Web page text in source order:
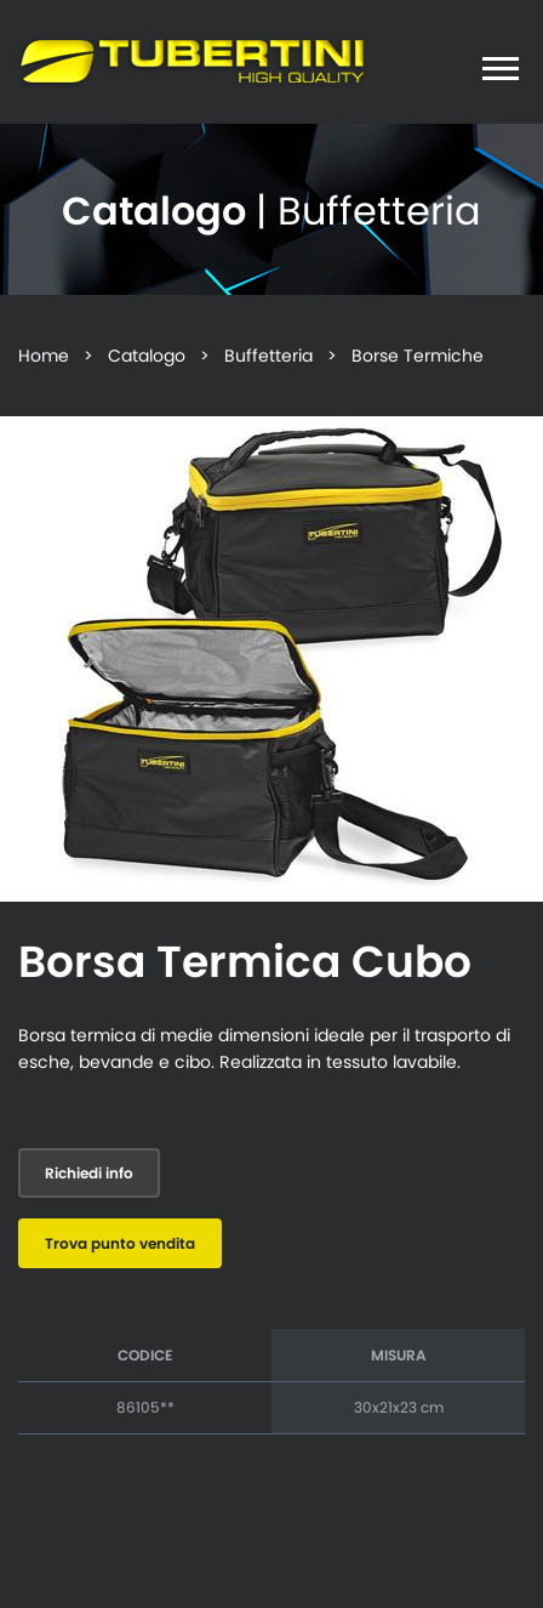
Toggle
Catalogo | Buffetteria
Home > Catalogo > Buffetteria > Borse Termiche
Borsa Termica Cubo
Borsa termica di medie dimensioni ideale per il trasporto di
esche, bevande e cibo. Realizzata in tessuto lavabile.
Richiedi info
Trova punto vendita
CODICE MISURA
86105** 30x21x23 cm